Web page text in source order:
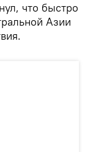
что быстро
Азии